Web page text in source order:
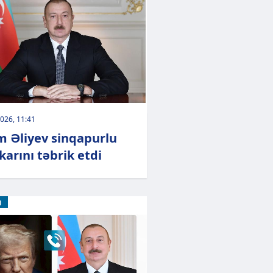
11:41
Əliyev sinqapurlu
təbrik etdi